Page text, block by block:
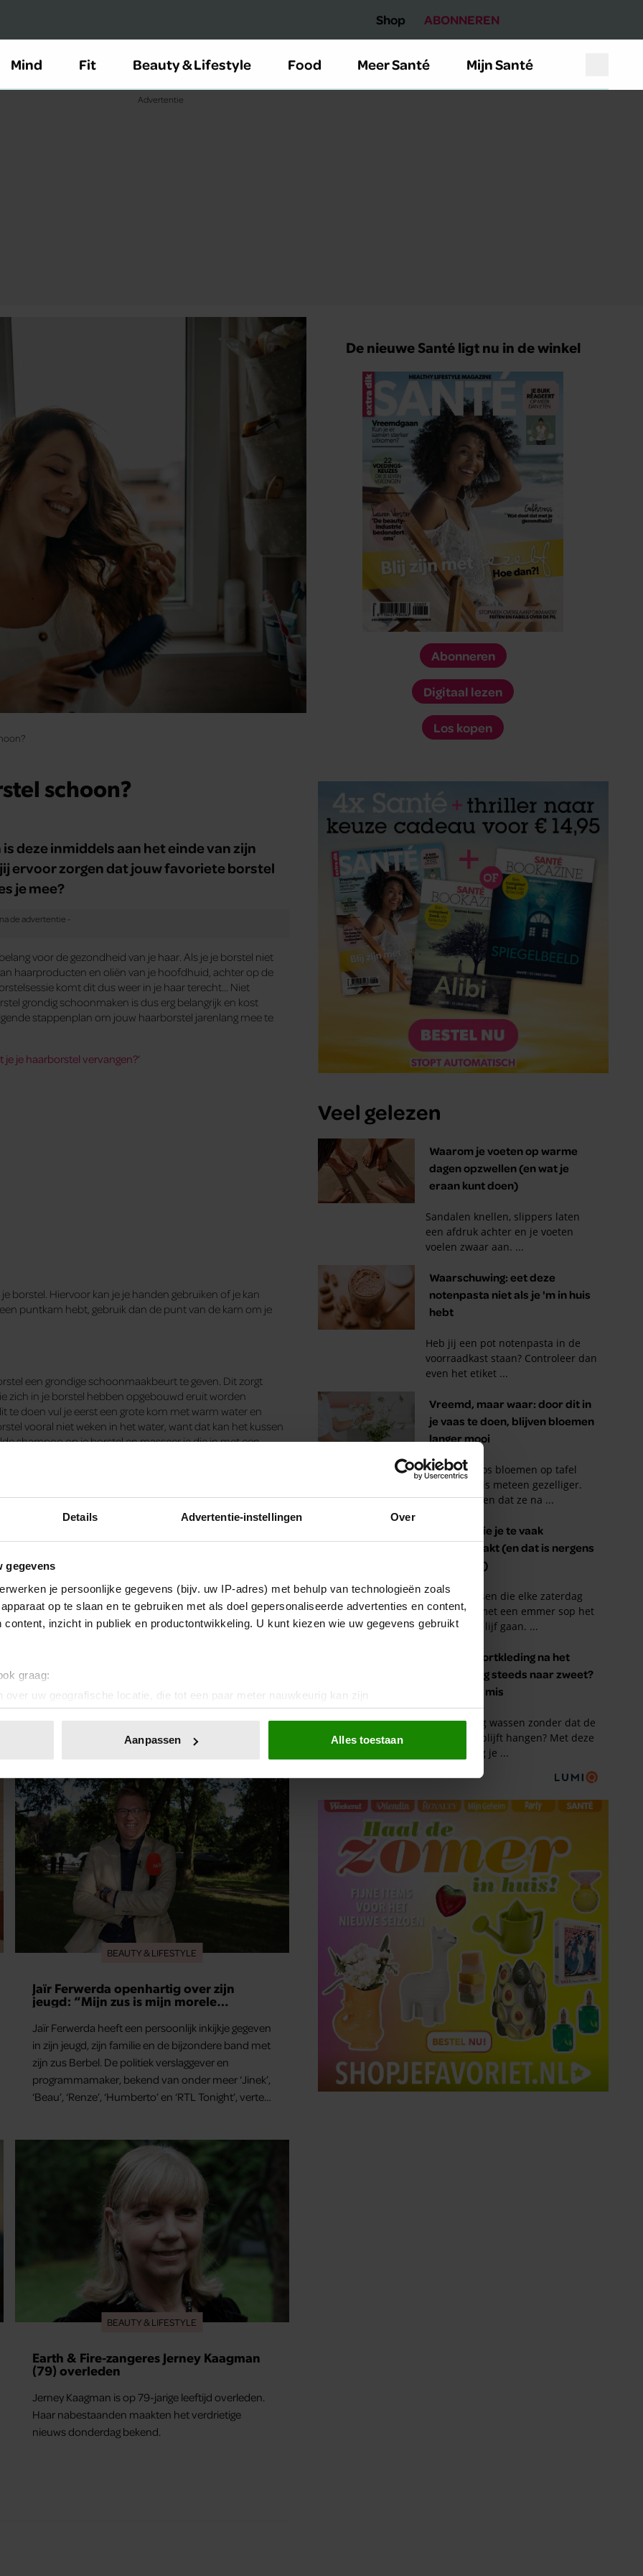
Details Advertentie-instellingen Over
gegevens
je persoonlijke gegevens (bijv. uw IP-adres) met behulp van technologieën zoals
op te slaan en te gebruiken met als doel gepersonaliseerde advertenties en content,
content, inzicht in publiek en productontwikkeling. U kunt kiezen wie uw gegevens gebruikt
graag:
over uw geografische locatie, die tot een paar meter nauwkeurig kan zijn
door het actief te scannen op specifieke eigenschappen (fingerprinting)
of intrekken in de Cookieverklaring.
en advertenties te personaliseren, om functies voor social media te bieden en om ons
Ook delen we informatie over uw gebruik van onze site met onze partners voor social
Deze partners kunnen deze gegevens combineren met andere informatie die u aan ze heeft
op basis van uw gebruik van hun services. U gaat akkoord met onze cookies als u
Aanpassen Alles toestaan
Shop ABONNEREN
Mind Fit Beauty & Lifestyle Food Meer Santé Mijn Santé
schoon?
deze inmiddels aan het einde van zijn
ervoor zorgen dat jouw favoriete borstel
je mee?
voor de gezondheid van je haar. Als je je borstel niet
haarproducten en oliën van je hoofdhuid, achter op de
komt dit dus weer in je haar terecht… Niet
grondig schoonmaken is dus erg belangrijk en kost
stappenplan om jouw haarborstel jarenlang mee te
je je haarborstel vervangen?‘
borstel. Hiervoor kan je je handen gebruiken of je kan
puntkam hebt, gebruik dan de punt van de kam om je
een grondige schoonmaakbeurt te geven. Dit zorgt
zich in je borstel hebben opgebouwd eruit worden
te doen vul je eerst een grote kom met warm water en
vooral niet weken in het water, want dat kan het kussen
shampoo op je borstel en masseer je die in met een
totdat het water wat van je borstel afkomt
hij volledig droog is. Om de borstel het beste te laten
met de borstelkant naar beneden.
gaan dit schoonmaakritueel zeker maandelijks herhalen.
BEAUTY & LIFESTYLE
Jaïr Ferwerda openhartig over zijn
jeugd: “Mijn zus is mijn morele
Jaïr Ferwerda heeft een persoonlijk inkijkje gegeven
in zijn jeugd, zijn familie en de bijzondere band met
zijn zus Berbel. De politiek verslaggever en
programmamaker, bekend van onder meer ‘Jinek’,
‘Beau’, ‘Renze’, ‘Humberto’ en ‘RTL Tonight’, vertelt
BEAUTY & LIFESTYLE
Earth & Fire-zangeres Jerney Kaagman
(79) overleden
Jerney Kaagman is op 79-jarige leeftijd overleden.
Haar nabestaanden maakten het verdrietige
nieuws donderdag bekend.
De nieuwe Santé ligt nu in de winkel
Abonneren
Digitaal lezen
Los kopen